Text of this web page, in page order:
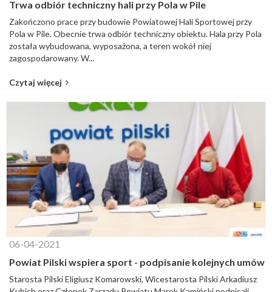
Trwa odbiór techniczny hali przy Pola w Pile
Zakończono prace przy budowie Powiatowej Hali Sportowej przy
Pola w Pile. Obecnie trwa odbiór techniczny obiektu. Hala przy Pola
została wybudowana, wyposażona, a teren wokół niej
zagospodarowany. W...
Czytaj więcej
06-04-2021
Powiat Pilski wspiera sport - podpisanie kolejnych umów
Starosta Pilski Eligiusz Komarowski, Wicestarosta Pilski Arkadiusz